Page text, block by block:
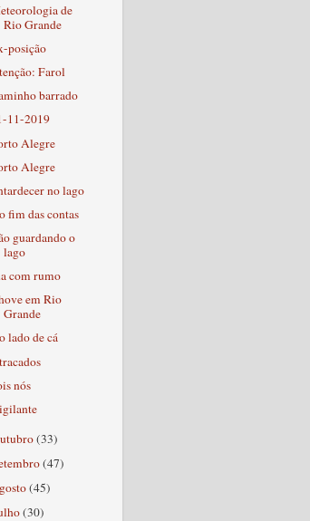
de
Rio Grande
posição
Farol
barrado
11-2019
Alegre
Alegre
no lago
fim das contas
guardando o
lago
com rumo
em Rio
Grande
lado de cá
nós
(33)
(47)
(45)
(30)